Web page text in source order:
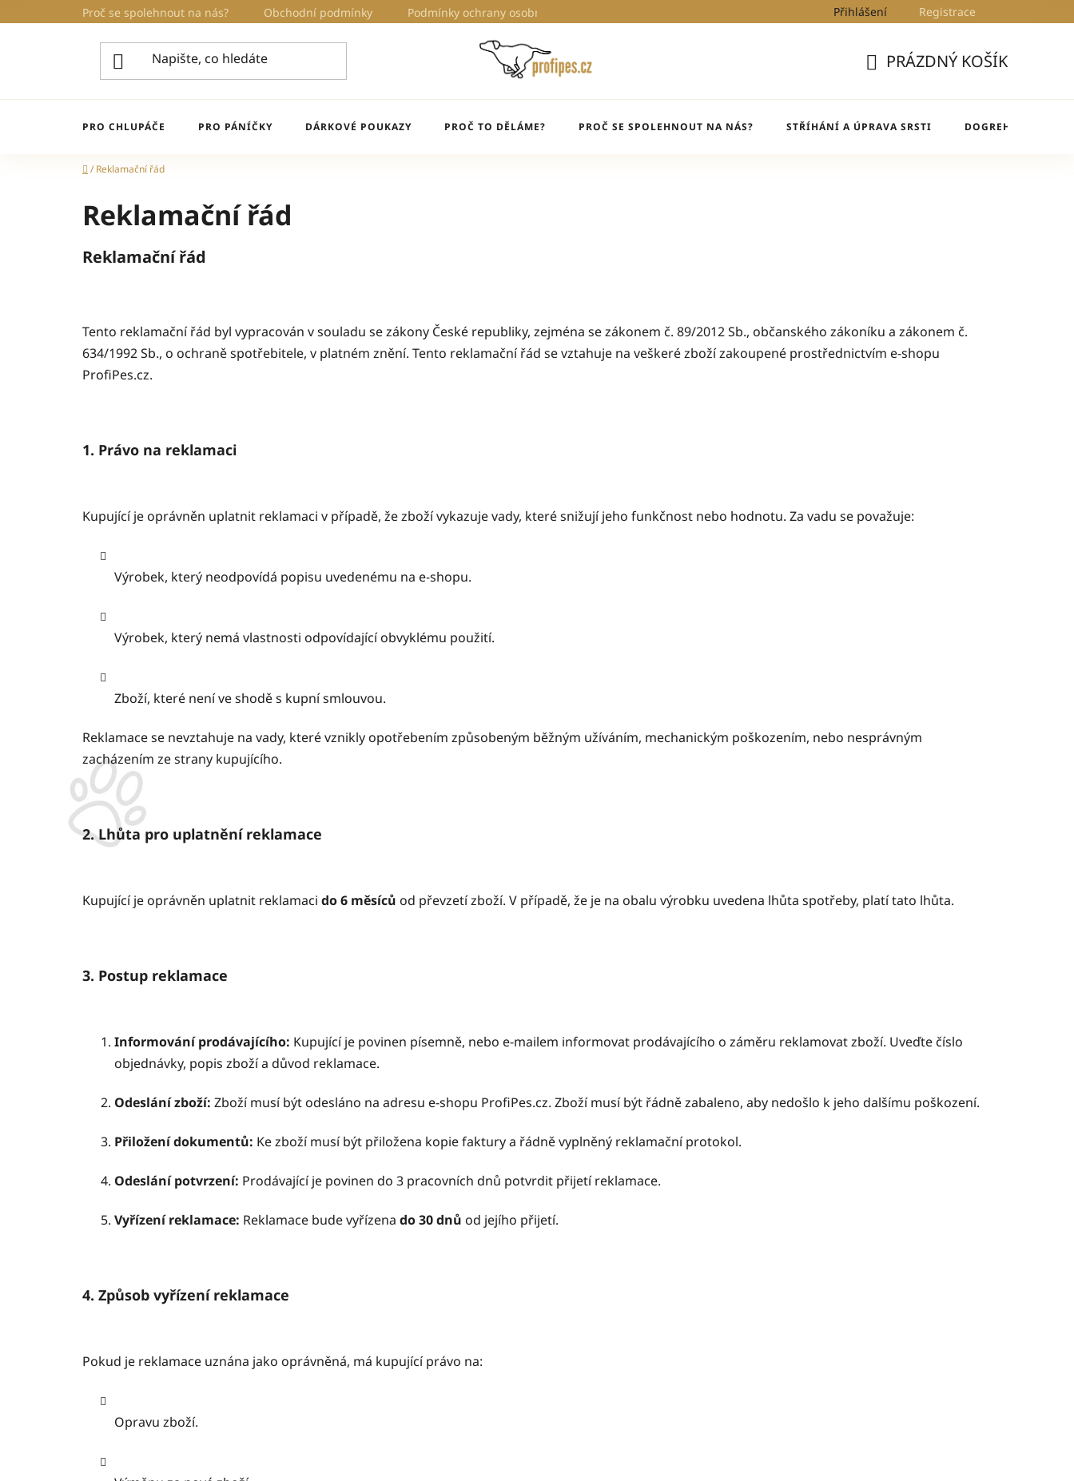
na
Proč se spolehnout na nás? Obchodní podmínky Podmínky ochrany osobních údajů Blog DogRehab
Přihlášení Registrace
KOŠÍK
PRÁZDNÝ KOŠÍK
PRO CHLUPÁČE PRO PÁNÍČKY DÁRKOVÉ POUKAZY PROČ TO DĚLÁME? PROČ SE SPOLEHNOUT NA NÁS? STŘÍHÁNÍ A ÚPRAVA SRSTI DOGREHAB
Domů
/ Reklamační řád
Reklamační řád
Reklamační řád
Tento reklamační řád byl vypracován v souladu se zákony České republiky, zejména se zákonem č. 89/2012 Sb., občanského zákoníku a zákonem č.
634/1992 Sb., o ochraně spotřebitele, v platném znění. Tento reklamační řád se vztahuje na veškeré zboží zakoupené prostřednictvím e-shopu
ProfiPes.cz.
1. Právo na reklamaci
Kupující je oprávněn uplatnit reklamaci v případě, že zboží vykazuje vady, které snižují jeho funkčnost nebo hodnotu. Za vadu se považuje:
Výrobek, který neodpovídá popisu uvedenému na e-shopu.
Výrobek, který nemá vlastnosti odpovídající obvyklému použití.
Zboží, které není ve shodě s kupní smlouvou.
Reklamace se nevztahuje na vady, které vznikly opotřebením způsobeným běžným užíváním, mechanickým poškozením, nebo nesprávným
zacházením ze strany kupujícího.
2. Lhůta pro uplatnění reklamace
Kupující je oprávněn uplatnit reklamaci do 6 měsíců od převzetí zboží. V případě, že je na obalu výrobku uvedena lhůta spotřeby, platí tato lhůta.
3. Postup reklamace
Informování prodávajícího: Kupující je povinen písemně, nebo e-mailem informovat prodávajícího o záměru reklamovat zboží. Uveďte číslo
objednávky, popis zboží a důvod reklamace.
Odeslání zboží: Zboží musí být odesláno na adresu e-shopu ProfiPes.cz. Zboží musí být řádně zabaleno, aby nedošlo k jeho dalšímu poškození.
Přiložení dokumentů: Ke zboží musí být přiložena kopie faktury a řádně vyplněný reklamační protokol.
Odeslání potvrzení: Prodávající je povinen do 3 pracovních dnů potvrdit přijetí reklamace.
Vyřízení reklamace: Reklamace bude vyřízena do 30 dnů od jejího přijetí.
4. Způsob vyřízení reklamace
Pokud je reklamace uznána jako oprávněná, má kupující právo na:
Opravu zboží.